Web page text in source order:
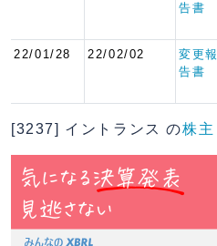
告書
22/01/28 22/02/02
変更報
告書
[3237] イントランス の株主